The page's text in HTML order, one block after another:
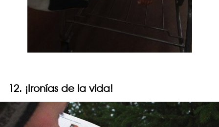
12. ¡Ironías de la vida!